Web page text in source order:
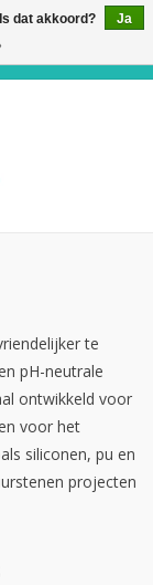
te
pH-neutrale
ontwikkeld voor
voor het
siliconen, pu en
projecten
dat akkoord?
Ja